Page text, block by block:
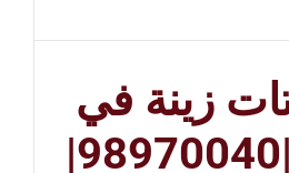
زينة في
الكويت |98970040|